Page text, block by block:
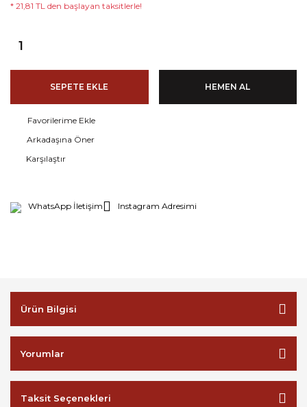
* 21,81 TL den başlayan taksitlerle!
SEPETE EKLE HEMEN AL
Arkadaşına Öner
Karşılaştır
WhatsApp İletişim Instagram Adresimi
Ürün Bilgisi
Yorumlar
Taksit Seçenekleri